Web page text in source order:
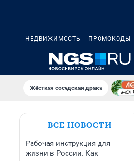
НЕДВИЖИМОСТЬ ПРОМОКОДЫ
Жёсткая соседская драка
ВСЕ НОВОСТИ
Рабочая инструкция для
жизни в России. Как